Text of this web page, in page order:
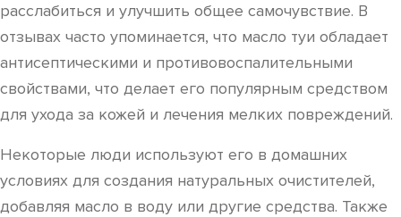
расслабиться и улучшить общее самочувствие. В
отзывах часто упоминается, что масло туи обладает
антисептическими и противовоспалительными
свойствами, что делает его популярным средством
для ухода за кожей и лечения мелких повреждений.
Некоторые люди используют его в домашних
условиях для создания натуральных очистителей,
добавляя масло в воду или другие средства. Также